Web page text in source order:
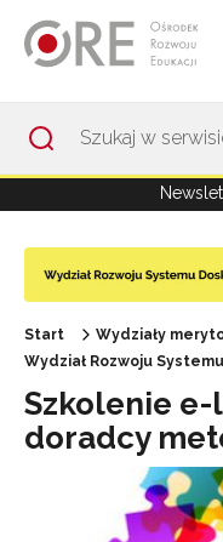
Start
Wydziały
Wydział Rozwoju
Szkolenie e-
doradcy